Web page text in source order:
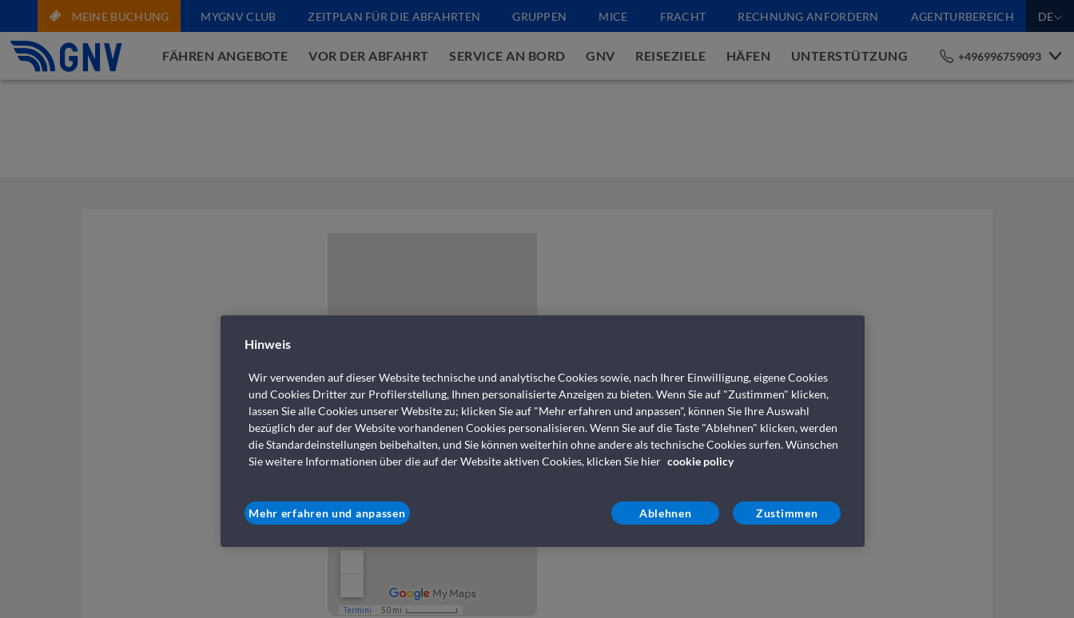
MEINE BUCHUNG MYGNV CLUB ZEITPLAN FÜR DIE ABFAHRTEN GRUPPEN MICE FRACHT RECHNUNG ANFORDERN AGENTURBEREICH DE
FÄHREN ANGEBOTE VOR DER ABFAHRT SERVICE AN BORD GNV REISEZIELE HÄFEN UNTERSTÜTZUNG +496996759093
Valencia Ibiza Fähre
Hinweis
Wir verwenden auf dieser Website technische und analytische Cookies sowie, nach Ihrer Einwilligung, eigene Cookies
und Cookies Dritter zur Profilerstellung, Ihnen personalisierte Anzeigen zu bieten. Wenn Sie auf "Zustimmen" klicken,
lassen Sie alle Cookies unserer Website zu; klicken Sie auf "Mehr erfahren und anpassen", können Sie Ihre Auswahl
bezüglich der auf der Website vorhandenen Cookies personalisieren. Wenn Sie auf die Taste "Ablehnen" klicken, werden
die Standardeinstellungen beibehalten, und Sie können weiterhin ohne andere als technische Cookies surfen. Wünschen
Sie weitere Informationen über die auf der Website aktiven Cookies, klicken Sie hier cookie policy
Mehr erfahren und anpassen Ablehnen Zustimmen